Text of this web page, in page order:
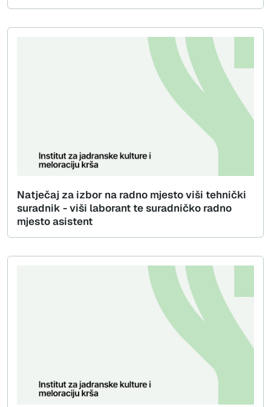
Natječaj za izbor na radno mjesto viši tehnički
suradnik - viši laborant te suradničko radno
mjesto asistent